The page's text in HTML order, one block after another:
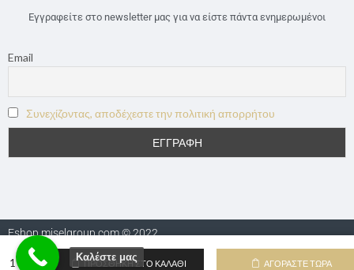
ΠΡΟΣΘΉΚΗ ΣΤΟ ΚΑΛΆΘΙ ΑΓΟΡΆΣΤΕ ΤΏΡΑ
Εγγραφείτε στο newsletter μας για να είστε πάντα ενημερωμένοι
Email
Συνεχίζοντας, αποδέχεστε την πολιτική απορρήτου
Eshop.miselgroup.com © 2022
Καλέστε μας